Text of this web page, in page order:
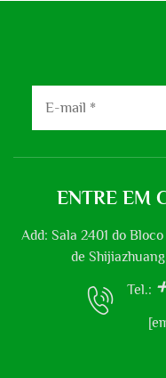
ENTRE EM
Add: Sala 2401 do
de
Tel.: